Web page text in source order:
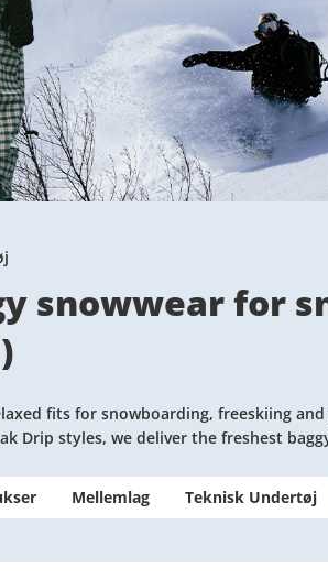
Kingdom
Danmark
Norge
snowwear for
)
fits for snowboarding, freeskiing
Drip styles, we deliver the freshest
Mellemlag Teknisk Undertøj